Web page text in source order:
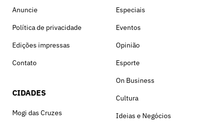
Anuncie
Política de privacidade
Edições impressas
Contato
CIDADES
Mogi das Cruzes
Especiais
Eventos
Opinião
Esporte
On Business
Cultura
Ideias e Negócios